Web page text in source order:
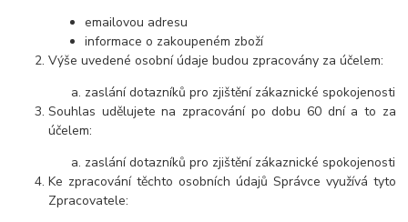
emailovou adresu
informace o zakoupeném zboží
Výše uvedené osobní údaje budou zpracovány za účelem:
zaslání dotazníků pro zjištění zákaznické spokojenosti
Souhlas udělujete na zpracování po dobu 60 dní a to za
účelem:
zaslání dotazníků pro zjištění zákaznické spokojenosti
Ke zpracování těchto osobních údajů Správce využívá tyto
Zpracovatele: